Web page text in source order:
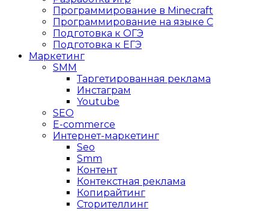
Программирование в Minecraft
Программирование на языке C
Подготовка к ОГЭ
Подготовка к ЕГЭ
Маркетинг
SMM
Таргетированная реклама
Инстаграм
Youtube
SEO
E-сommerce
Интернет-маркетинг
Seo
Smm
Контент
Контекстная реклама
Копирайтинг
Сторителлинг